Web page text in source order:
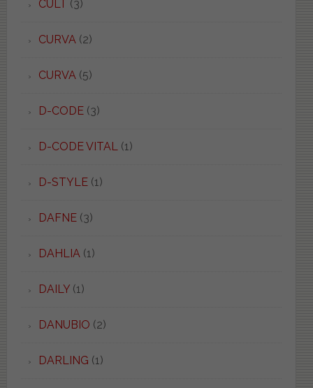
CULT (3)
CURVA (2)
CURVA (5)
D-CODE(3)
D-CODE VITAL (1)
D-STYLE(1)
DAFNE(3)
DAHLIA (1)
DAILY(1)
DANUBIO (2)
DARLING (1)